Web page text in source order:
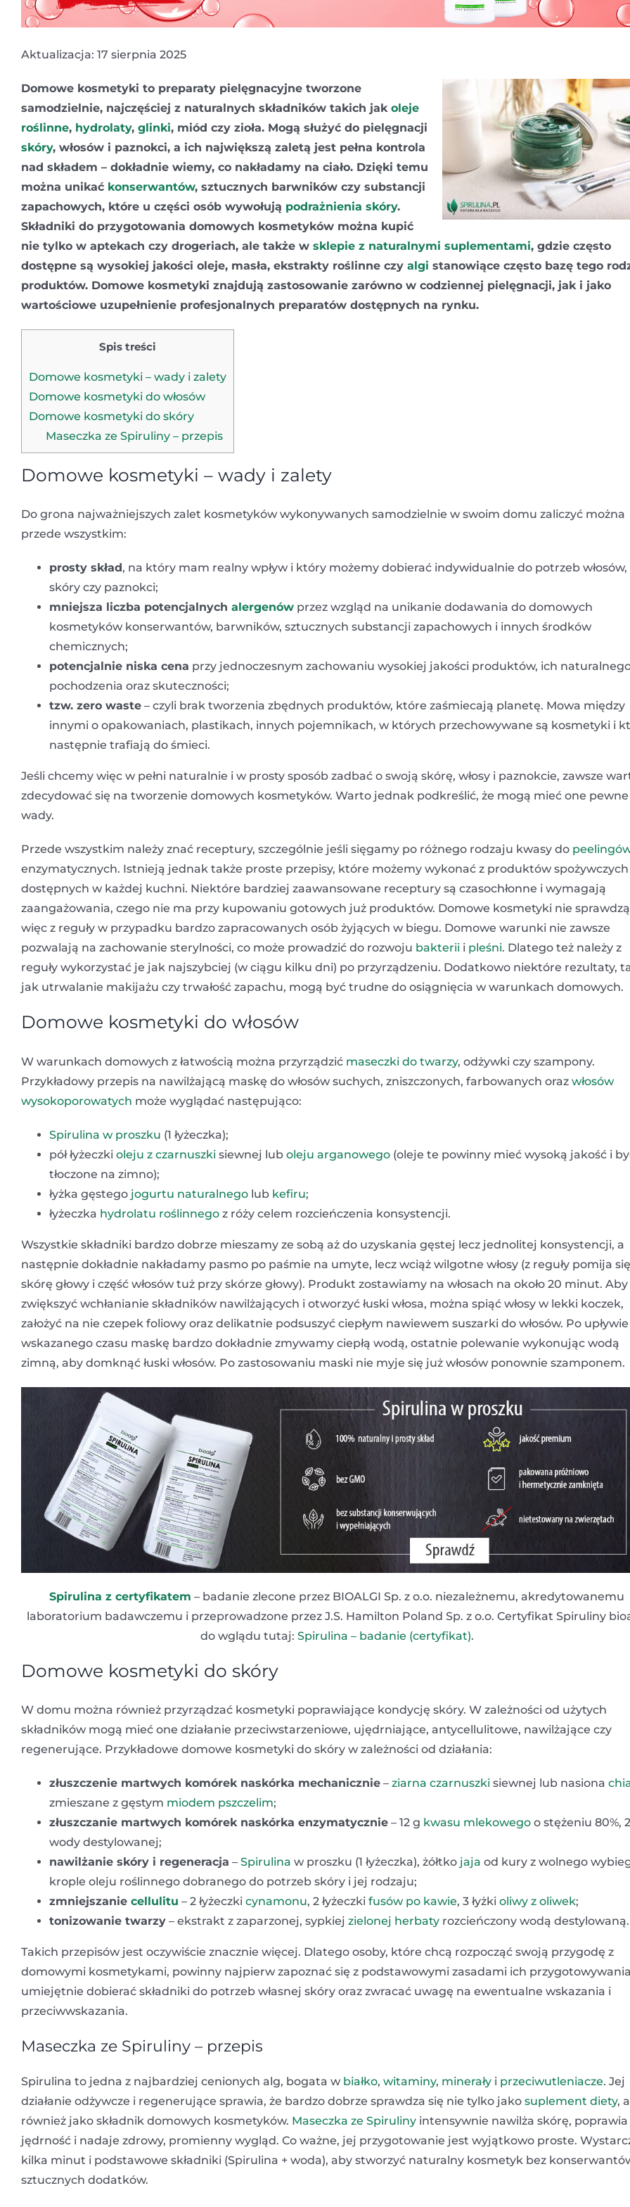
Aktualizacja: 17 sierpnia 2025
Domowe kosmetyki to preparaty pielęgnacyjne tworzone
samodzielnie, najczęściej z naturalnych składników takich jak oleje
roślinne, hydrolaty, glinki, miód czy zioła. Mogą służyć do pielęgnacji
skóry, włosów i paznokci, a ich największą zaletą jest pełna kontrola
nad składem – dokładnie wiemy, co nakładamy na ciało. Dzięki temu
można unikać konserwantów, sztucznych barwników czy substancji
zapachowych, które u części osób wywołują podrażnienia skóry.
Składniki do przygotowania domowych kosmetyków można kupić
nie tylko w aptekach czy drogeriach, ale także w sklepie z naturalnymi suplementami, gdzie często
dostępne są wysokiej jakości oleje, masła, ekstrakty roślinne czy algi stanowiące często bazę tego
produktów. Domowe kosmetyki znajdują zastosowanie zarówno w codziennej pielęgnacji, jak i jako
wartościowe uzupełnienie profesjonalnych preparatów dostępnych na rynku.
Spis treści
Domowe kosmetyki – wady i zalety
Domowe kosmetyki do włosów
Domowe kosmetyki do skóry
Maseczka ze Spiruliny – przepis
Domowe kosmetyki – wady i zalety
Do grona najważniejszych zalet kosmetyków wykonywanych samodzielnie w swoim domu zaliczyć można
przede wszystkim:
prosty skład, na który mam realny wpływ i który możemy dobierać indywidualnie do potrzeb włosów,
skóry czy paznokci;
mniejsza liczba potencjalnych alergenów przez wzgląd na unikanie dodawania do domowych
kosmetyków konserwantów, barwników, sztucznych substancji zapachowych i innych środków
chemicznych;
potencjalnie niska cena przy jednoczesnym zachowaniu wysokiej jakości produktów, ich
pochodzenia oraz skuteczności;
tzw. zero waste – czyli brak tworzenia zbędnych produktów, które zaśmiecają planetę. Mowa między
innymi o opakowaniach, plastikach, innych pojemnikach, w których przechowywane są kosmetyki i
następnie trafiają do śmieci.
Jeśli chcemy więc w pełni naturalnie i w prosty sposób zadbać o swoją skórę, włosy i paznokcie, zawsze
zdecydować się na tworzenie domowych kosmetyków. Warto jednak podkreślić, że mogą mieć one pewne
wady.
Przede wszystkim należy znać receptury, szczególnie jeśli sięgamy po różnego rodzaju kwasy do
enzymatycznych. Istnieją jednak także proste przepisy, które możemy wykonać z produktów spożywczych
dostępnych w każdej kuchni. Niektóre bardziej zaawansowane receptury są czasochłonne i wymagają
zaangażowania, czego nie ma przy kupowaniu gotowych już produktów. Domowe kosmetyki nie
więc z reguły w przypadku bardzo zapracowanych osób żyjących w biegu. Domowe warunki nie zawsze
pozwalają na zachowanie sterylności, co może prowadzić do rozwoju bakterii i pleśni. Dlatego też należy z
reguły wykorzystać je jak najszybciej (w ciągu kilku dni) po przyrządzeniu. Dodatkowo niektóre rezultaty,
jak utrwalanie makijażu czy trwałość zapachu, mogą być trudne do osiągnięcia w warunkach domowych.
Domowe kosmetyki do włosów
W warunkach domowych z łatwością można przyrządzić maseczki do twarzy, odżywki czy szampony.
Przykładowy przepis na nawilżającą maskę do włosów suchych, zniszczonych, farbowanych oraz włosów
wysokoporowatych może wyglądać następująco:
Spirulina w proszku (1 łyżeczka);
pół łyżeczki oleju z czarnuszki siewnej lub oleju arganowego (oleje te powinny mieć wysoką jakość i
tłoczone na zimno);
łyżka gęstego jogurtu naturalnego lub kefiru;
łyżeczka hydrolatu roślinnego z róży celem rozcieńczenia konsystencji.
Wszystkie składniki bardzo dobrze mieszamy ze sobą aż do uzyskania gęstej lecz jednolitej konsystencji, a
następnie dokładnie nakładamy pasmo po paśmie na umyte, lecz wciąż wilgotne włosy (z reguły pomija się
skórę głowy i część włosów tuż przy skórze głowy). Produkt zostawiamy na włosach na około 20 minut. Aby
zwiększyć wchłanianie składników nawilżających i otworzyć łuski włosa, można spiąć włosy w lekki koczek,
założyć na nie czepek foliowy oraz delikatnie podsuszyć ciepłym nawiewem suszarki do włosów. Po upływie
wskazanego czasu maskę bardzo dokładnie zmywamy ciepłą wodą, ostatnie polewanie wykonując wodą
zimną, aby domknąć łuski włosów. Po zastosowaniu maski nie myje się już włosów ponownie szamponem.
Spirulina z certyfikatem – badanie zlecone przez BIOALGI Sp. z o.o. niezależnemu, akredytowanemu
laboratorium badawczemu i przeprowadzone przez J.S. Hamilton Poland Sp. z o.o. Certyfikat Spiruliny
do wglądu tutaj: Spirulina – badanie (certyfikat).
Domowe kosmetyki do skóry
W domu można również przyrządzać kosmetyki poprawiające kondycję skóry. W zależności od użytych
składników mogą mieć one działanie przeciwstarzeniowe, ujędrniające, antycellulitowe, nawilżające czy
regenerujące. Przykładowe domowe kosmetyki do skóry w zależności od działania:
złuszczenie martwych komórek naskórka mechanicznie – ziarna czarnuszki siewnej lub nasiona
zmieszane z gęstym miodem pszczelim;
złuszczanie martwych komórek naskórka enzymatycznie – 12 g kwasu mlekowego o stężeniu 80%,
wody destylowanej;
nawilżanie skóry i regeneracja – Spirulina w proszku (1 łyżeczka), żółtko jaja od kury z wolnego
krople oleju roślinnego dobranego do potrzeb skóry i jej rodzaju;
zmniejszanie cellulitu – 2 łyżeczki cynamonu, 2 łyżeczki fusów po kawie, 3 łyżki oliwy z oliwek;
tonizowanie twarzy – ekstrakt z zaparzonej, sypkiej zielonej herbaty rozcieńczony wodą destylowaną.
Takich przepisów jest oczywiście znacznie więcej. Dlatego osoby, które chcą rozpocząć swoją przygodę z
domowymi kosmetykami, powinny najpierw zapoznać się z podstawowymi zasadami ich
umiejętnie dobierać składniki do potrzeb własnej skóry oraz zwracać uwagę na ewentualne wskazania i
przeciwwskazania.
Maseczka ze Spiruliny – przepis
Spirulina to jedna z najbardziej cenionych alg, bogata w białko, witaminy, minerały i przeciwutleniacze. Jej
działanie odżywcze i regenerujące sprawia, że bardzo dobrze sprawdza się nie tylko jako suplement diety,
również jako składnik domowych kosmetyków. Maseczka ze Spiruliny intensywnie nawilża skórę,
jędrność i nadaje zdrowy, promienny wygląd. Co ważne, jej przygotowanie jest wyjątkowo proste.
kilka minut i podstawowe składniki (Spirulina + woda), aby stworzyć naturalny kosmetyk bez
sztucznych dodatków.